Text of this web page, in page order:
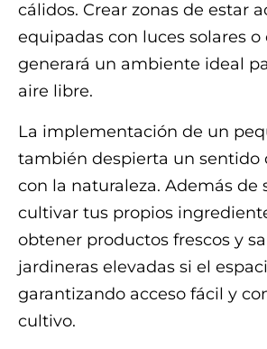
cálidos. Crear zonas de estar
equipadas con luces solares o
generará un ambiente ideal
aire libre.
La implementación de un
también despierta un sentido
con la naturaleza. Además de
cultivar tus propios
obtener productos frescos y
jardineras elevadas si el
garantizando acceso fácil y
cultivo.